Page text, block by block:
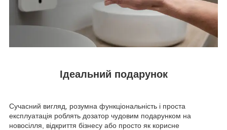
Ідеальний подарунок
Сучасний вигляд, розумна функціональність і проста
експлуатація роблять дозатор чудовим подарунком на
новосілля, відкриття бізнесу або просто як корисне